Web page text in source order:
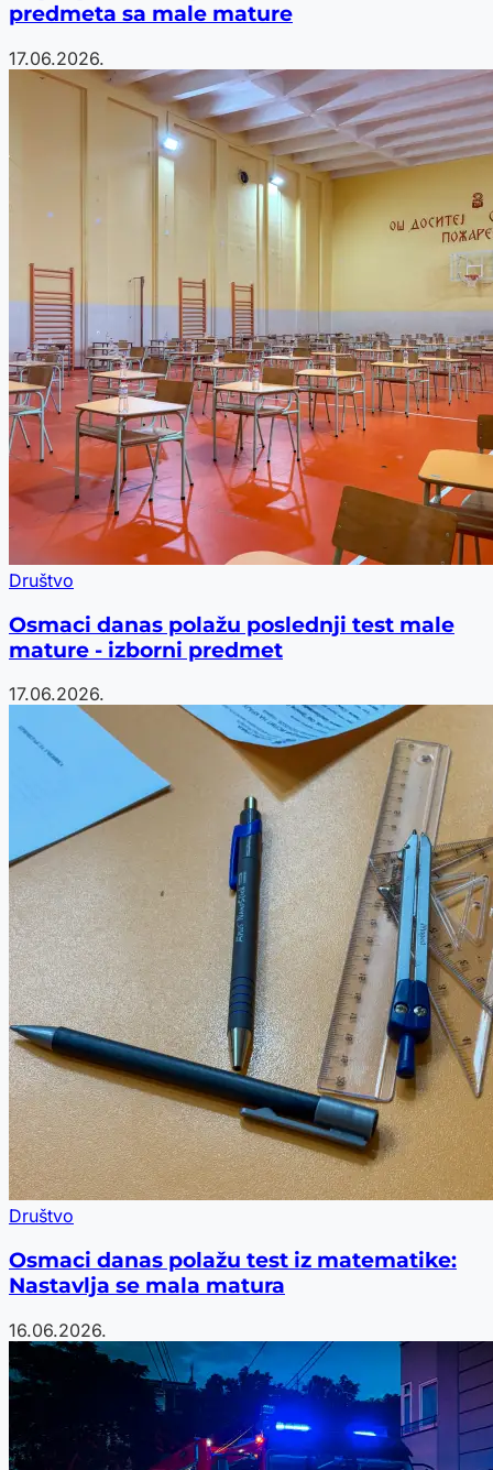
predmeta sa male mature
17.06.2026.
Društvo
Osmaci danas polažu poslednji test male
mature - izborni predmet
17.06.2026.
Društvo
Osmaci danas polažu test iz matematike:
Nastavlja se mala matura
16.06.2026.